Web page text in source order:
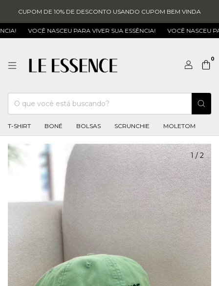
CUPOM DE 10% DE DESCONTO USANDO CUPOM BEM VINDA
VOCÊ NASCEU PARA VIVER SUA ESSÊNCIA! VOCÊ NASCEU PARA
0
T-SHIRT BONÉ BOLSAS SCRUNCHIE MOLETOM
1/2